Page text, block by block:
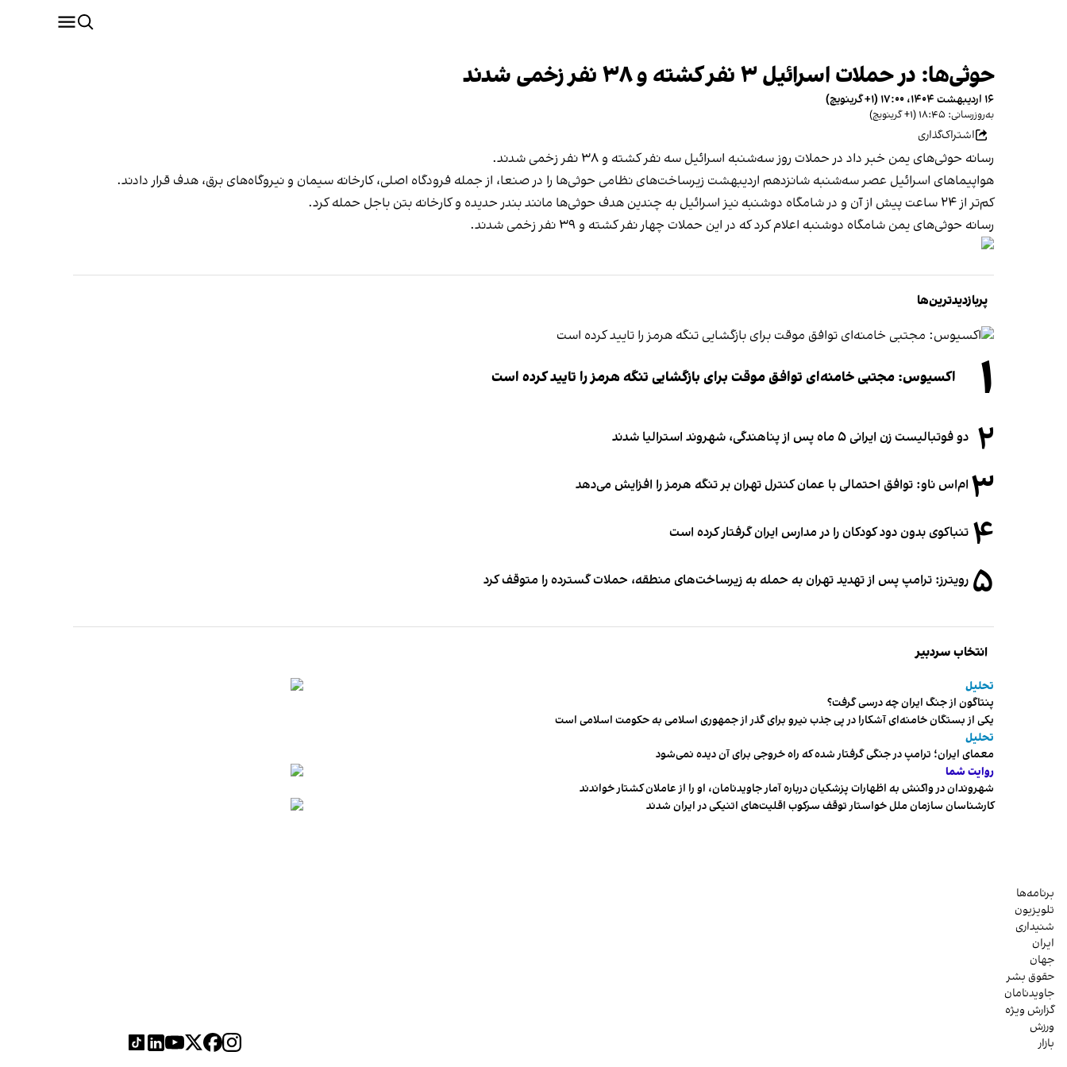
حوثی‌ها: در حملات اسرائیل ۳ نفر کشته و ۳۸ نفر زخمی شدند
۱۶ اردیبهشت ۱۴۰۴، ۱۷:۰۰ (‎+۱ گرینویچ)
به‌روزرسانی: ۱۸:۴۵ (‎+۱ گرینویچ)
اشتراک‌گذاری
رسانه‌ حوثی‌های یمن خبر داد در حملات روز سه‌شنبه اسرائیل سه نفر کشته و ۳۸ نفر زخمی شدند.
هواپیماهای اسرائیل عصر سه‌شنبه شانزدهم اردیبهشت زیرساخت‌های نظامی حوثی‌ها را در صنعا، از جمله فرودگاه اصلی، کارخانه سیمان و نیروگاه‌های برق، هدف قرار دادند.
کم‌تر از ۲۴ ساعت پیش از آن و در شامگاه دوشنبه نیز اسرائیل به چندین هدف حوثی‌ها مانند بندر حدیده و کارخانه بتن باجل حمله کرد.
رسانه حوثی‌های یمن شامگاه دوشنبه اعلام کرد که در این حملات چهار نفر کشته و ۳۹ نفر زخمی شدند.
پربازدیدترین‌ها
۱ اکسیوس: مجتبی خامنه‌ای توافق موقت برای بازگشایی تنگه هرمز را تایید کرده است
۲ دو فوتبالیست زن ایرانی ۵ ماه پس از پناهندگی، شهروند استرالیا شدند
۳ ام‌اس ناو: توافق احتمالی با عمان کنترل تهران بر تنگه هرمز را افزایش می‌دهد
۴ تنباکوی بدون دود کودکان را در مدارس ایران گرفتار کرده است
۵ رویترز: ترامپ پس از تهدید تهران به حمله به زیرساخت‌های منطقه، حملات گسترده را متوقف کرد
انتخاب سردبیر
تحلیل
پنتاگون از جنگ ایران چه درسی گرفت؟
یکی از بستگان خامنه‌ای آشکارا در پی جذب نیرو برای گذر از جمهوری اسلامی به حکومت اسلامی است
تحلیل
معمای ایران؛ ترامپ در جنگی گرفتار شده که راه خروجی برای آن دیده نمی‌شود
روایت شما
شهروندان در واکنش به اظهارات پزشکیان درباره آمار جاویدنامان، او را از عاملان کشتار خواندند
کارشناسان سازمان ملل خواستار توقف سرکوب اقلیت‌های اتنیکی در ایران شدند
برنامه‌ها
تلویزیون
شنیداری
ایران
جهان
حقوق بشر
جاویدنامان
گزارش ویژه
ورزش
بازار